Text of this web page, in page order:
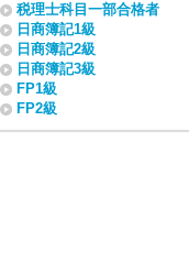
税理士科目一部合格者
日商簿記1級
日商簿記2級
日商簿記3級
FP1級
FP2級